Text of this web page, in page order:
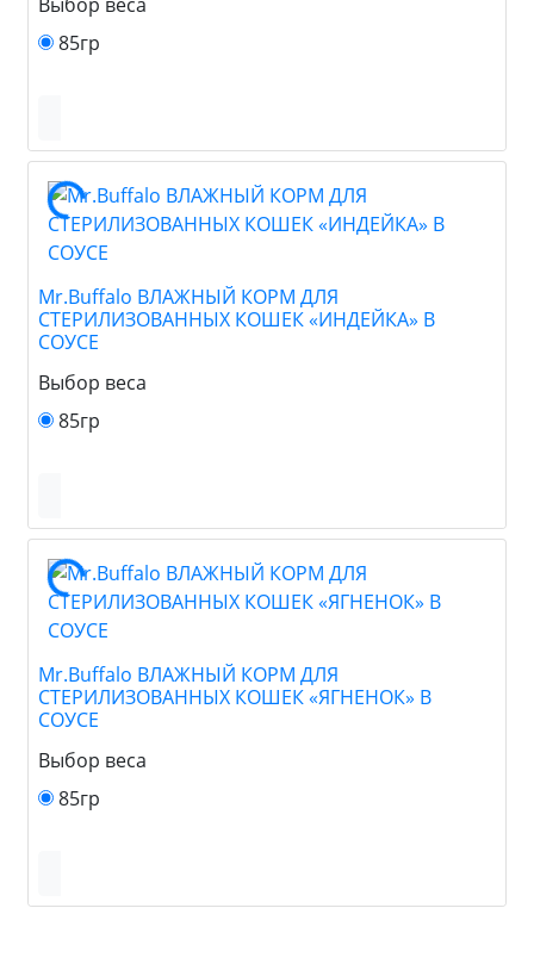
85гр
Mr.Buffalo ВЛАЖНЫЙ КОРМ ДЛЯ
СТЕРИЛИЗОВАННЫХ КОШЕК «ИНДЕЙКА» В
СОУСЕ
Выбор веса
85гр
Mr.Buffalo ВЛАЖНЫЙ КОРМ ДЛЯ
СТЕРИЛИЗОВАННЫХ КОШЕК «ЯГНЕНОК» В
СОУСЕ
Выбор веса
85гр